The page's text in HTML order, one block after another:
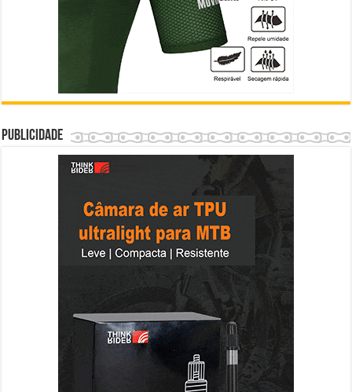
Publicidade